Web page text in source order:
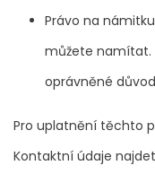
Právo na
můžete namítat.
oprávněné
Pro uplatnění těchto
Kontaktní údaje